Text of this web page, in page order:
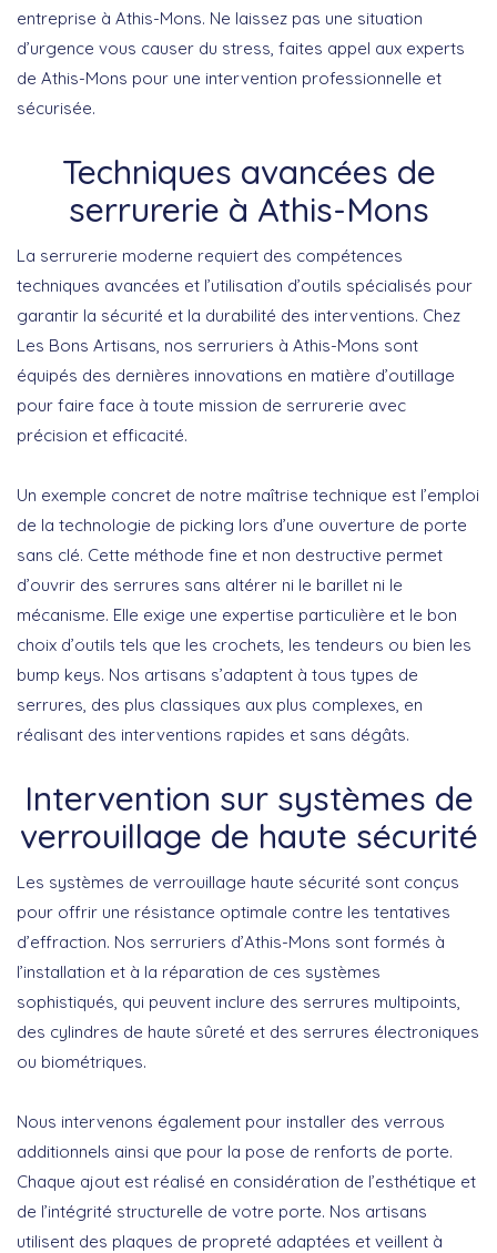
entreprise à Athis-Mons. Ne laissez pas une situation
d’urgence vous causer du stress, faites appel aux experts
de Athis-Mons pour une intervention professionnelle et
sécurisée.
Techniques avancées de
serrurerie à Athis-Mons
La serrurerie moderne requiert des compétences
techniques avancées et l’utilisation d’outils spécialisés pour
garantir la sécurité et la durabilité des interventions. Chez
Les Bons Artisans, nos serruriers à Athis-Mons sont
équipés des dernières innovations en matière d’outillage
pour faire face à toute mission de serrurerie avec
précision et efficacité.
Un exemple concret de notre maîtrise technique est l’emploi
de la technologie de picking lors d’une ouverture de porte
sans clé. Cette méthode fine et non destructive permet
d’ouvrir des serrures sans altérer ni le barillet ni le
mécanisme. Elle exige une expertise particulière et le bon
choix d’outils tels que les crochets, les tendeurs ou bien les
bump keys. Nos artisans s’adaptent à tous types de
serrures, des plus classiques aux plus complexes, en
réalisant des interventions rapides et sans dégâts.
Intervention sur systèmes de
verrouillage de haute sécurité
Les systèmes de verrouillage haute sécurité sont conçus
pour offrir une résistance optimale contre les tentatives
d’effraction. Nos serruriers d’Athis-Mons sont formés à
l’installation et à la réparation de ces systèmes
sophistiqués, qui peuvent inclure des serrures multipoints,
des cylindres de haute sûreté et des serrures électroniques
ou biométriques.
Nous intervenons également pour installer des verrous
additionnels ainsi que pour la pose de renforts de porte.
Chaque ajout est réalisé en considération de l’esthétique et
de l’intégrité structurelle de votre porte. Nos artisans
utilisent des plaques de propreté adaptées et veillent à